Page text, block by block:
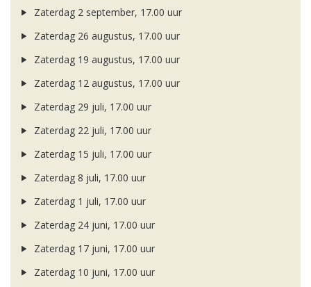
Zaterdag 2 september, 17.00 uur
Zaterdag 26 augustus, 17.00 uur
Zaterdag 19 augustus, 17.00 uur
Zaterdag 12 augustus, 17.00 uur
Zaterdag 29 juli, 17.00 uur
Zaterdag 22 juli, 17.00 uur
Zaterdag 15 juli, 17.00 uur
Zaterdag 8 juli, 17.00 uur
Zaterdag 1 juli, 17.00 uur
Zaterdag 24 juni, 17.00 uur
Zaterdag 17 juni, 17.00 uur
Zaterdag 10 juni, 17.00 uur